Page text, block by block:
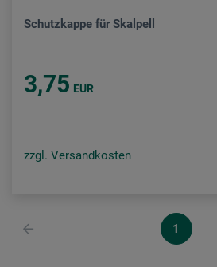
Schutzkappe für Skalpell
3,75 EUR
zzgl. Versandkosten
1